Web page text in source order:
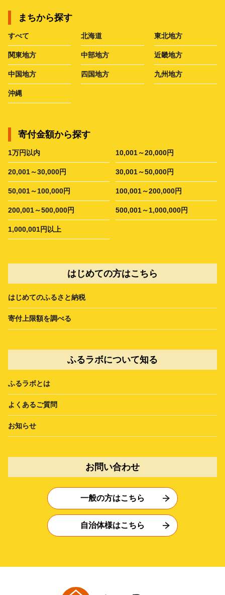
まちから探す
すべて 北海道 東北地方
関東地方 中部地方 近畿地方
中国地方 四国地方 九州地方
沖縄
寄付金額から探す
1万円以内 10,001～20,000円
20,001～30,000円 30,001～50,000円
50,001～100,000円 100,001～200,000円
200,001～500,000円 500,001～1,000,000円
1,000,001円以上
はじめての方はこちら
はじめてのふるさと納税
寄付上限額を調べる
ふるラボについて知る
ふるラボとは
よくあるご質問
お知らせ
お問い合わせ
一般の方はこちら
自治体様はこちら